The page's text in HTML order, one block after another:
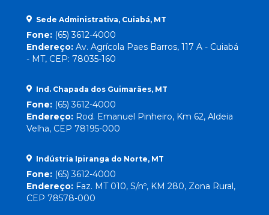
Sede Administrativa, Cuiabá, MT
Fone: (65) 3612-4000
Endereço: Av. Agrícola Paes Barros, 117 A - Cuiabá
- MT, CEP: 78035-160
Ind. Chapada dos Guimarães, MT
Fone: (65) 3612-4000
Endereço: Rod. Emanuel Pinheiro, Km 62, Aldeia
Velha, CEP 78195-000
Indústria Ipiranga do Norte, MT
Fone: (65) 3612-4000
Endereço: Faz. MT 010, S/nº, KM 280, Zona Rural,
CEP 78578-000